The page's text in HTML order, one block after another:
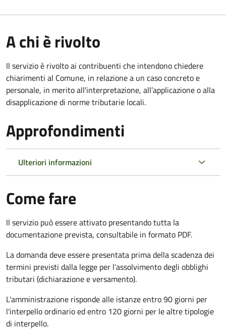
A chi è rivolto
Il servizio è rivolto ai contribuenti che intendono chiedere
chiarimenti al Comune, in relazione a un caso concreto e
personale, in merito all'interpretazione, all’applicazione o alla
disapplicazione di norme tributarie locali.
Approfondimenti
Ulteriori informazioni
Come fare
Il servizio può essere attivato presentando tutta la
documentazione prevista, consultabile in formato PDF.
La domanda deve essere presentata prima della scadenza dei
termini previsti dalla legge per l'assolvimento degli obblighi
tributari (dichiarazione e versamento).
L'amministrazione risponde alle istanze entro 90 giorni per
l'interpello ordinario ed entro 120 giorni per le altre tipologie
di interpello.